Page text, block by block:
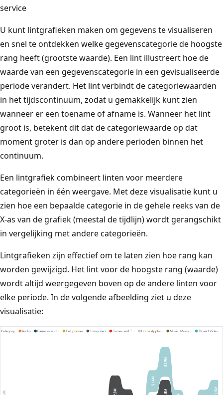
service
U kunt lintgrafieken maken om gegevens te visualiseren
en snel te ontdekken welke gegevenscategorie de hoogste
rang heeft (grootste waarde). Een lint illustreert hoe de
waarde van een gegevenscategorie in een gevisualiseerde
periode verandert. Het lint verbindt de categoriewaarden
in het tijdscontinuüm, zodat u gemakkelijk kunt zien
wanneer er een toename of afname is. Wanneer het lint
groot is, betekent dit dat de categoriewaarde op dat
moment groter is dan op andere perioden binnen het
continuum.
Een lintgrafiek combineert linten voor meerdere
categorieën in één weergave. Met deze visualisatie kunt u
zien hoe een bepaalde categorie in de gehele reeks van de
X-as van de grafiek (meestal de tijdlijn) wordt gerangschikt
in vergelijking met andere categorieën.
Lintgrafieken zijn effectief om te laten zien hoe rang kan
worden gewijzigd. Het lint voor de hoogste rang (waarde)
wordt altijd weergegeven boven op de andere linten voor
elke periode. In de volgende afbeelding ziet u deze
visualisatie: